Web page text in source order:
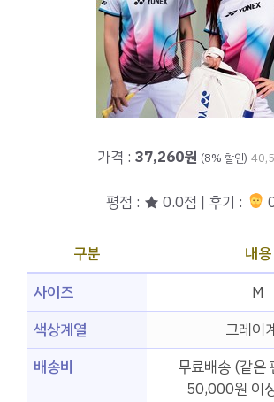
가격 : 37,260원 (8% 할인)
평점 : ★ 0.0점 | 후기 :
구분
내용
사이즈
M
색상계열
그레이
배송비
무료배송 (같은
50,000원 이